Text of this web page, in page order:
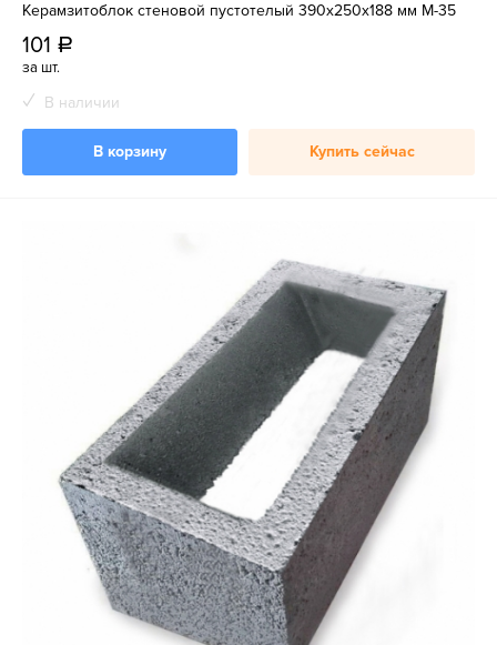
Керамзитоблок стеновой пустотелый 390x250x188 мм М-35
101 a
за шт.
В наличии
В корзину Купить сейчас